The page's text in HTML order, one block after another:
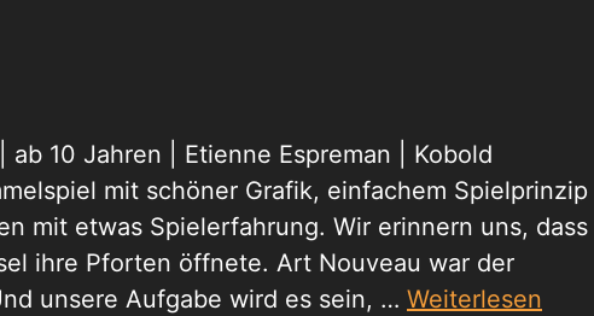
10 Jahren | Etienne Espreman | Kobold
mit schöner Grafik, einfachem Spielprinzip
mit etwas Spielerfahrung. Wir erinnern uns, dass
ihre Pforten öffnete. Art Nouveau war der
unsere Aufgabe wird es sein, … Weiterlesen